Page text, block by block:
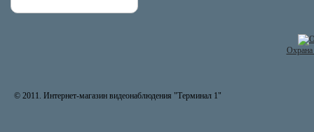
© 2011. Интернет-магазин видеонаблюдения "Терминал 1"